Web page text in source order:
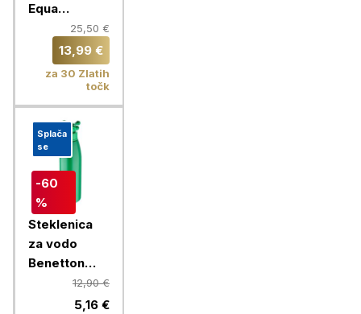
Equa
Timeless,
600 ml,
Fleurs
25,50 €
13,99 €
za 30 Zlatih
točk
Splača
se
-60
%
Steklenica
za vodo
Benetton
Rainbow 750
ml, zelena
12,90 €
5,16 €